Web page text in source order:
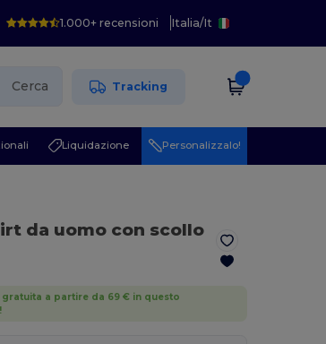
1.000+ recensioni Italia/It
Cerca Tracking
Liquidazione Personalizzalo!
da uomo con scollo
a partire da 69 € in questo